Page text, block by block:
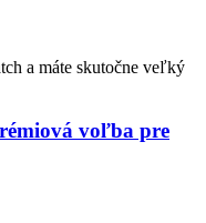
a máte skutočne veľký
voľba pre